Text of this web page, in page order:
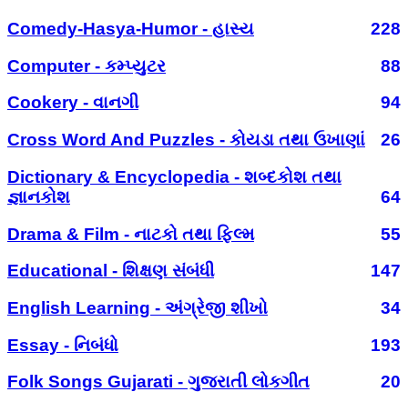
Comedy-Hasya-Humor - હાસ્ય
228
Computer - કમ્પ્યુટર
88
Cookery - વાનગી
94
Cross Word And Puzzles - કોયડા તથા ઉખાણાં
26
Dictionary & Encyclopedia - શબ્દકોશ તથા
જ્ઞાનકોશ
64
Drama & Film - નાટકો તથા ફિલ્મ
55
Educational - શિક્ષણ સંબંધી
147
English Learning - અંગ્રેજી શીખો
34
Essay - નિબંધો
193
Folk Songs Gujarati - ગુજરાતી લોકગીત
20